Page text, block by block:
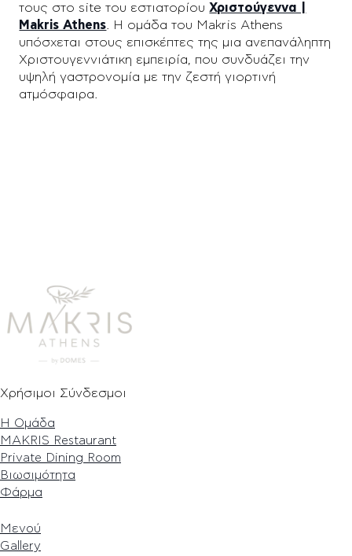
τους στο site του εστιατορίουΧριστούγεννα |
Makris Athens . Η ομάδα του Makris Athens
υπόσχεται στους επισκέπτες της μια ανεπανάληπτη
Χριστουγεννιάτικη εμπειρία, που συνδυάζει την
υψηλή γαστρονομία με την ζεστή γιορτινή
ατμόσφαιρα.
Χρήσιμοι Σύνδεσμοι
Η Ομάδα
MAKRIS Restaurant
Private Dining Room
Βιωσιμότητα
Φάρμα
Μενού
Gallery